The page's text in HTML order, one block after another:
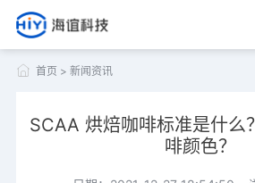
首页 > 新闻资讯
SCAA 烘焙咖啡标准是什么
啡颜色？